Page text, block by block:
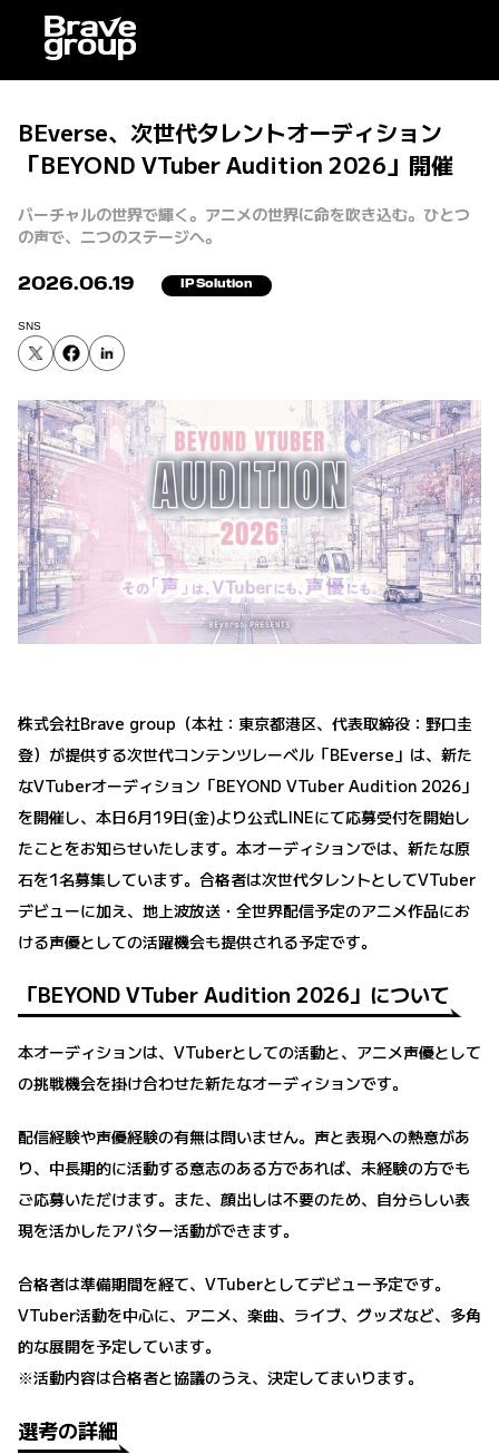
BEverse、次世代タレントオーディション
「BEYOND VTuber Audition 2026」開催
バーチャルの世界で輝く。アニメの世界に命を吹き込む。ひとつ
の声で、二つのステージへ。
2026.06.19 IP Solution
SNS
株式会社Brave group（本社：東京都港区、代表取締役：野口圭
登）が提供する次世代コンテンツレーベル「BEverse」は、新た
なVTuberオーディション「BEYOND VTuber Audition 2026」
を開催し、本日6月19日(金)より公式LINEにて応募受付を開始し
たことをお知らせいたします。本オーディションでは、新たな原
石を1名募集しています。合格者は次世代タレントとしてVTuber
デビューに加え、地上波放送・全世界配信予定のアニメ作品にお
ける声優としての活躍機会も提供される予定です。
「BEYOND VTuber Audition 2026」について
本オーディションは、VTuberとしての活動と、アニメ声優として
の挑戦機会を掛け合わせた新たなオーディションです。
配信経験や声優経験の有無は問いません。声と表現への熱意があ
り、中長期的に活動する意志のある方であれば、未経験の方でも
ご応募いただけます。また、顔出しは不要のため、自分らしい表
現を活かしたアバター活動ができます。
合格者は準備期間を経て、VTuberとしてデビュー予定です。
VTuber活動を中心に、アニメ、楽曲、ライブ、グッズなど、多角
的な展開を予定しています。
※活動内容は合格者と協議のうえ、決定してまいります。
選考の詳細